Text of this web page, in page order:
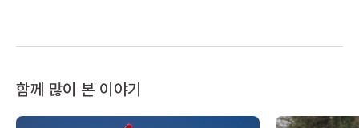
함께 많이 본 이야기